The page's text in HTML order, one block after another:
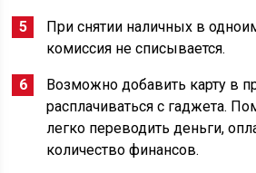
При снятии наличных в
комиссия не списывается.
Возможно добавить карту в
расплачиваться с гаджета.
легко переводить деньги,
количество финансов.